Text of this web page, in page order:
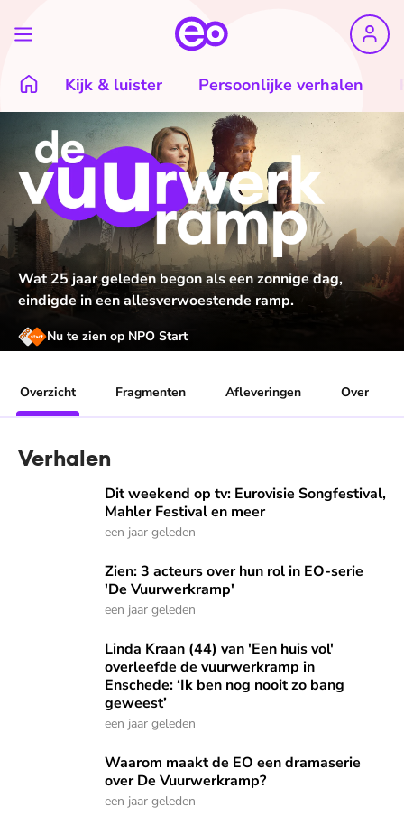
Kijk & luister Persoonlijke verhalen
Wat 25 jaar geleden begon als een zonnige dag,
eindigde in een allesverwoestende ramp.
Nu te zien op NPO Start
Overzicht Fragmenten Afleveringen Over
Verhalen
Dit weekend op tv: Eurovisie Songfestival, Mahler Festival
Dit weekend op tv: Eurovisie Songfestival,
Mahler Festival en meer
een jaar geleden
Zien: 3 acteurs over hun rol in EO-serie 'De Vuurwerkramp'
Zien: 3 acteurs over hun rol in EO-serie
'De Vuurwerkramp'
een jaar geleden
Linda Kraan (44) van 'Een huis vol' overleefde de
Linda Kraan (44) van 'Een huis vol'
overleefde de vuurwerkramp in
Enschede: ‘Ik ben nog nooit zo bang
geweest’
een jaar geleden
Waarom maakt de EO een dramaserie over De
Waarom maakt de EO een dramaserie
over De Vuurwerkramp?
een jaar geleden